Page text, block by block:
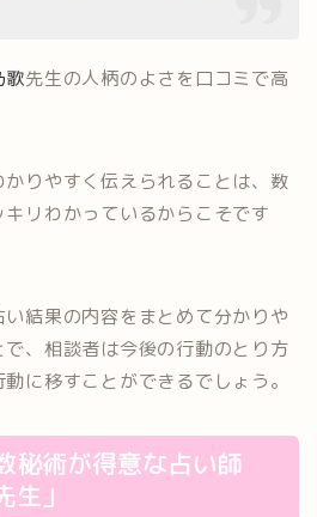
歌先生の人柄のよさを口コミで高
かりやすく伝えられることは、数
リわかっているからこそです
い結果の内容をまとめて分かりや
、相談者は今後の行動のとり方
に移すことができるでしょう。
秘術が得意な占い師
生」